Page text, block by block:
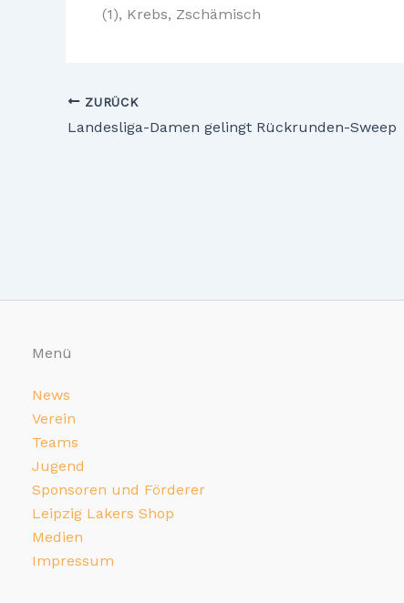
(1), Krebs, Zschämisch
ZURÜCK
Landesliga-Damen gelingt Rückrunden-Sweep
Menü
News
Verein
Teams
Jugend
Sponsoren und Förderer
Leipzig Lakers Shop
Medien
Impressum